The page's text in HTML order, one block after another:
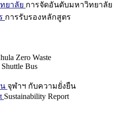
ยาลัย การจัดอันดับมหาวิทยาลัย
การรับรองหลักสูตร
Zero Waste
Bus
จุฬาฯ กับความยั่งยืน
Sustainability Report